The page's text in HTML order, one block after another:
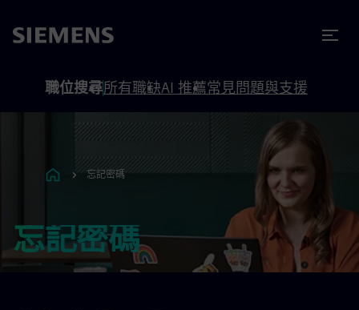
職位搜尋所有職缺AI 推薦常見問題與支援
忘記密碼
忘記密碼